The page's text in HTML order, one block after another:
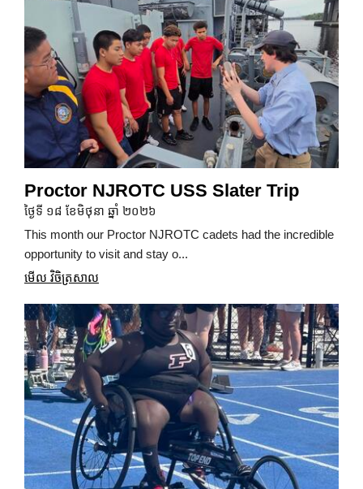
Proctor NJROTC USS Slater Trip
ថ្ងៃទី ១៨ ខែមិថុនា ឆ្នាំ ២០២៦
This month our Proctor NJROTC cadets had the incredible
opportunity to visit and stay o...
មើល វិចិត្រសាល